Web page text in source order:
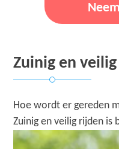
Zuinig en
Hoe wordt er gereden
Zuinig en veilig rijden is